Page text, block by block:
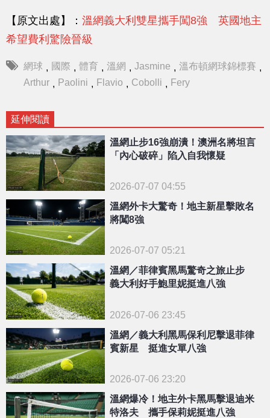
【原文出處】： 溫網義大利雙星攜手闖8強 英國地主
希望費利驚險晉級
網球 , 國際 , 體育 , 溫網 , Jasmine , 溫布頓網球錦標賽 ,
Arthur , Paolini , Flavio , Cobolli , Fery
延伸閱讀
溫網止步16強崩潰！澳洲名將坦言
「內心破碎」陷入自我懷疑
2026-07-07 04:55
溫網外卡大驚奇！地主新星擊敗名
將闖8強
2026-07-07 05:21
溫網／菲律賓黑馬驚奇之旅止步
義大利好手鮑里妮挺進八強
2026-07-06 23:45
溫網／義大利黑馬保利尼擊退菲律
賓新星 挺進女單八強
2026-07-06 23:20
溫網爆冷！地主外卡黑馬擊退迪米
特洛夫 攜手保莉妮挺進八強